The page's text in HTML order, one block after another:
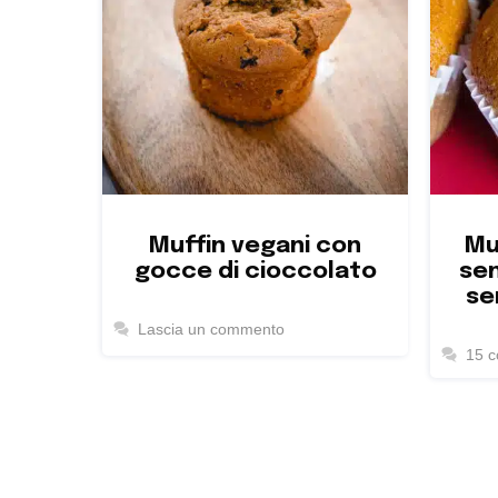
Muffin vegani con
gocce di cioccolato
Lascia un commento
15